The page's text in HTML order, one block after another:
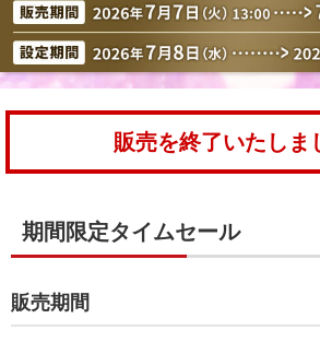
販売を終了いたしま
期間限定タイムセール
販売期間